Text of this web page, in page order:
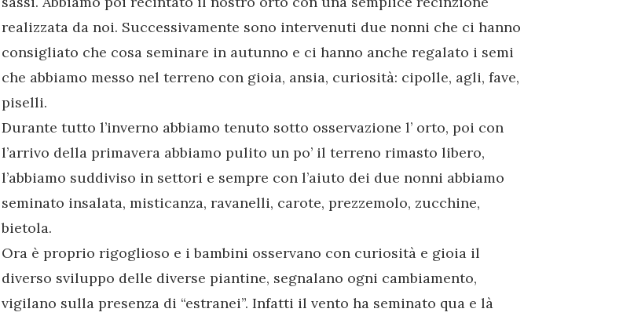
realizzata da noi. Successivamente sono intervenuti due nonni che ci hanno
consigliato che cosa seminare in autunno e ci hanno anche regalato i semi
che abbiamo messo nel terreno con gioia, ansia, curiosità: cipolle, agli, fave,
piselli.
Durante tutto l’inverno abbiamo tenuto sotto osservazione l’ orto, poi con
l’arrivo della primavera abbiamo pulito un po’ il terreno rimasto libero,
l’abbiamo suddiviso in settori e sempre con l’aiuto dei due nonni abbiamo
seminato insalata, misticanza, ravanelli, carote, prezzemolo, zucchine,
bietola.
Ora è proprio rigoglioso e i bambini osservano con curiosità e gioia il
diverso sviluppo delle diverse piantine, segnalano ogni cambiamento,
vigilano sulla presenza di “estranei”. Infatti il vento ha seminato qua e là